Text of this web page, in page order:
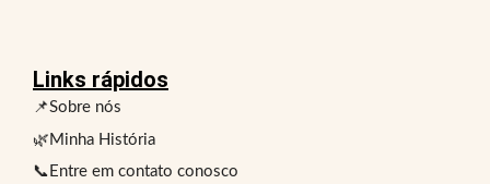
Links rápidos
📌Sobre nós
🌿Minha História
📞Entre em contato conosco